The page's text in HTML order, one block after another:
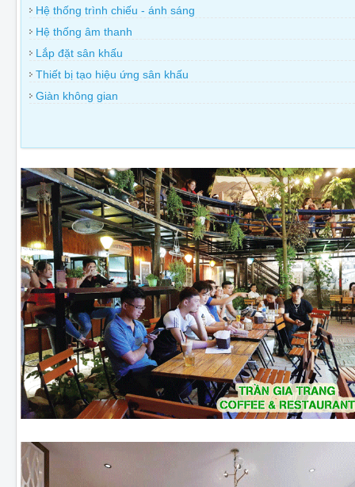
Hệ thống trình chiếu - ánh sáng
Hệ thống âm thanh
Lắp đặt sân khấu
Thiết bị tạo hiệu ứng sân khấu
Giàn không gian